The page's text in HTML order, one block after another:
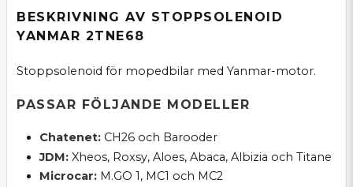
BESKRIVNING AV STOPPSOLENOID
YANMAR 2TNE68
Stoppsolenoid för mopedbilar med Yanmar-motor.
PASSAR FÖLJANDE MODELLER
Chatenet:CH26 och Barooder
JDM:Xheos, Roxsy, Aloes, Abaca, Albizia och Titane
Microcar:M.GO 1, MC1 och MC2